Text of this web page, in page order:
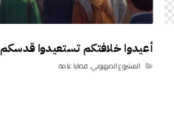
أعيدوا خلافتكم تستعيدوا قدسكم
المشروع الصهيوني,قضايا عامة